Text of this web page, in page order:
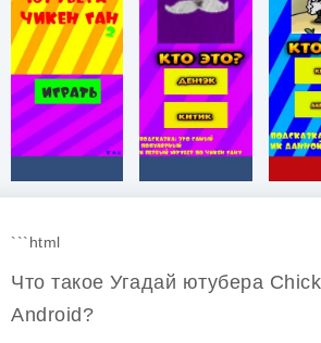
```html
Что такое Угадай ютубера
Android?